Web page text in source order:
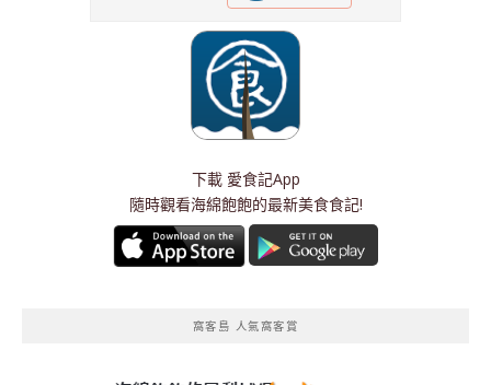
下載 愛食記App
隨時觀看海綿飽飽的最新美食食記!
窩客島 人氣窩客賞